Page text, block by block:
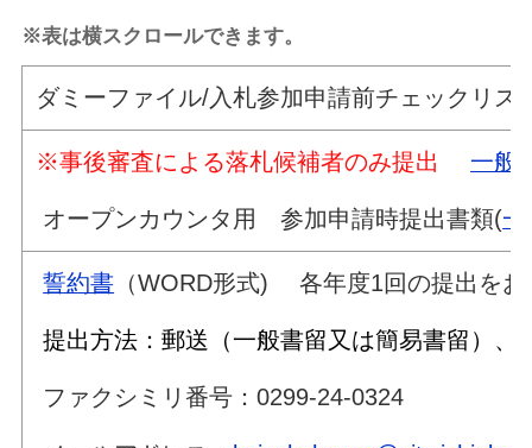
※表は横スクロールできます。
ダミーファイル/入札参加申請前チェックリス
※事後審査による落札候補者のみ提出 一般
オープンカウンタ用 参加申請時提出書類(一
誓約書 （WORD形式) 各年度1回の提出をお
提出方法：郵送（一般書留又は簡易書留）
ファクシミリ番号：0299-24-0324